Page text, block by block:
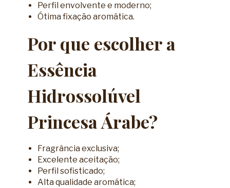
Perfil envolvente e moderno;
Ótima fixação aromática.
Por que escolher a
Essência
Hidrossolúvel
Princesa Árabe?
Fragrância exclusiva;
Excelente aceitação;
Perfil sofisticado;
Alta qualidade aromática;